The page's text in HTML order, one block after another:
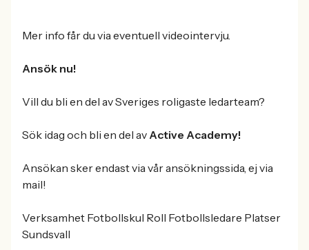
Mer info får du via eventuell videointervju.
Ansök nu!
Vill du bli en del av Sveriges roligaste ledarteam?
Sök idag och bli en del av Active Academy!
Ansökan sker endast via vår ansökningssida, ej via
mail!
Verksamhet Fotbollskul Roll Fotbollsledare Platser
Sundsvall